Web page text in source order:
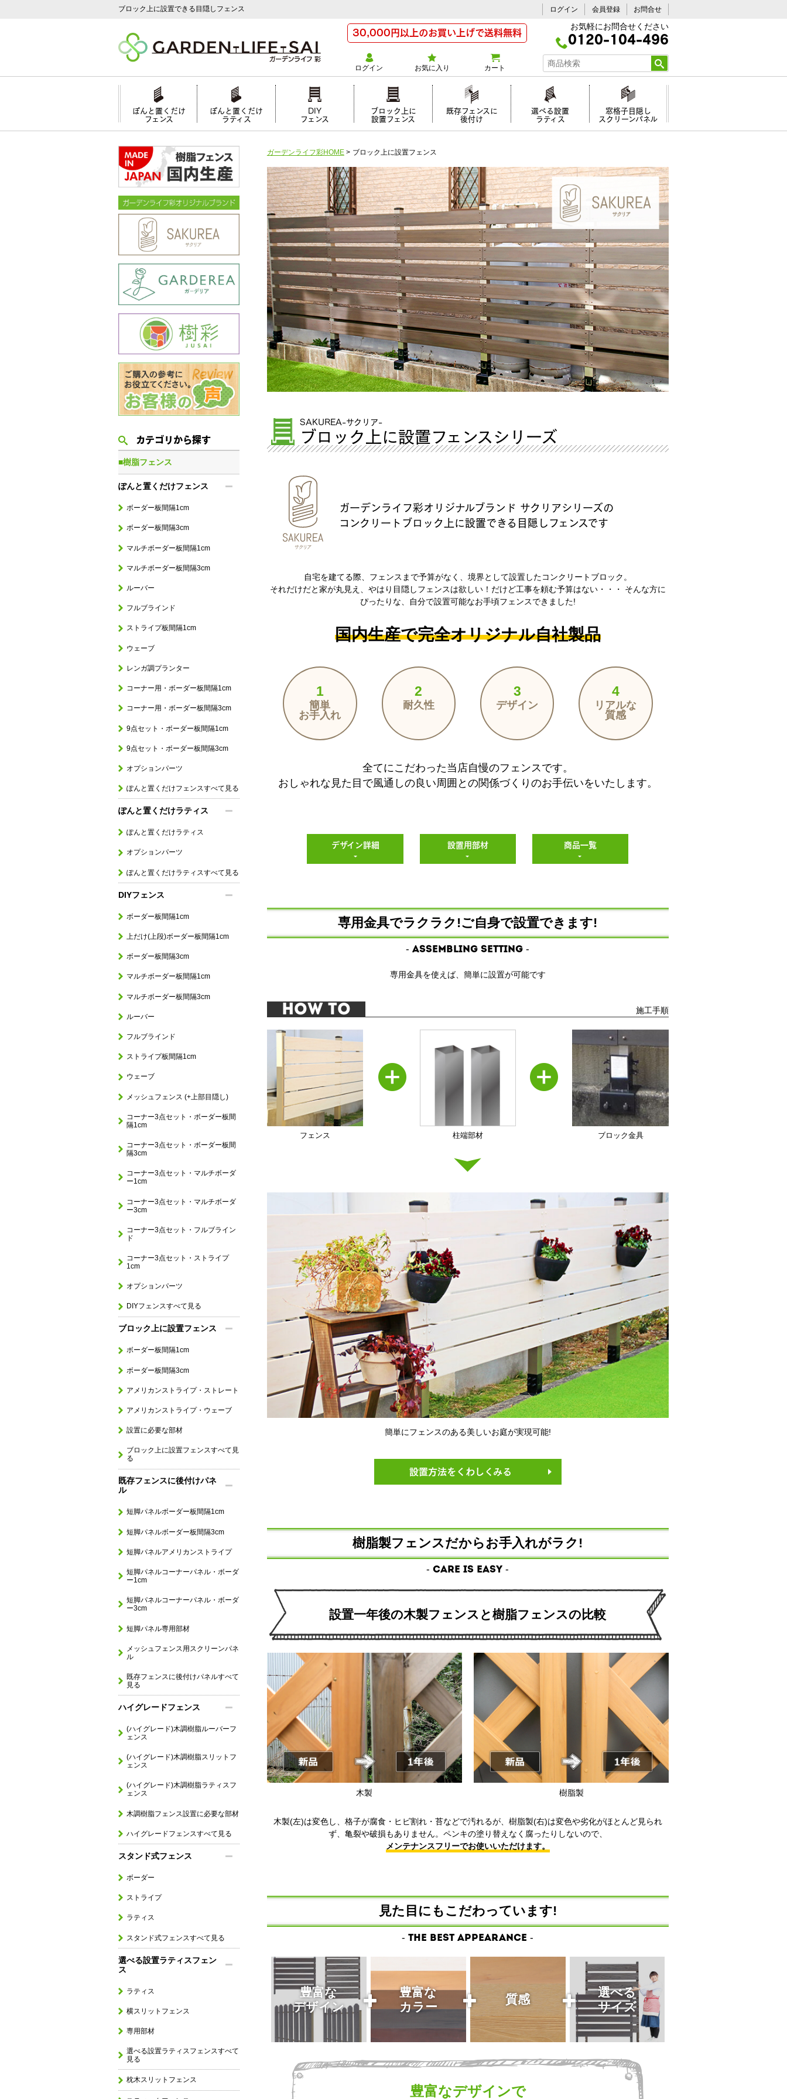
ブロック上に設置できる目隠しフェンス ログイン 会員登録 お問合せ
30,000円以上のお買い上げで送料無料 お気軽にお問合せください
0120-104-496
ログイン お気に入り カート
ぽんと置くだけ
フェンス
ぽんと置くだけ
ラティス
DIY
フェンス
ブロック上に
設置フェンス
既存フェンスに
後付け
選べる設置
ラティス
窓格子目隠し
スクリーンパネル
カテゴリから探す
■樹脂フェンス
ぽんと置くだけフェンス
ボーダー板間隔1cm
ボーダー板間隔3cm
マルチボーダー板間隔1cm
マルチボーダー板間隔3cm
ルーバー
フルブラインド
ストライプ板間隔1cm
ウェーブ
レンガ調プランター
コーナー用・ボーダー板間隔1cm
コーナー用・ボーダー板間隔3cm
9点セット・ボーダー板間隔1cm
9点セット・ボーダー板間隔3cm
オプションパーツ
ぽんと置くだけフェンスすべて見る
ぽんと置くだけラティス
ぽんと置くだけラティス
オプションパーツ
ぽんと置くだけラティスすべて見る
DIYフェンス
ボーダー板間隔1cm
上だけ(上段)ボーダー板間隔1cm
ボーダー板間隔3cm
マルチボーダー板間隔1cm
マルチボーダー板間隔3cm
ルーバー
フルブラインド
ストライプ板間隔1cm
ウェーブ
メッシュフェンス (+上部目隠し)
コーナー3点セット・ボーダー板間
隔1cm
コーナー3点セット・ボーダー板間
隔3cm
コーナー3点セット・マルチボーダ
ー1cm
コーナー3点セット・マルチボーダ
ー3cm
コーナー3点セット・フルブライン
ド
コーナー3点セット・ストライプ
1cm
オプションパーツ
DIYフェンスすべて見る
ブロック上に設置フェンス
ボーダー板間隔1cm
ボーダー板間隔3cm
アメリカンストライプ・ストレート
アメリカンストライプ・ウェーブ
設置に必要な部材
ブロック上に設置フェンスすべて見
る
既存フェンスに後付けパネ
ル
短脚パネルボーダー板間隔1cm
短脚パネルボーダー板間隔3cm
短脚パネルアメリカンストライプ
短脚パネルコーナーパネル・ボーダ
ー1cm
短脚パネルコーナーパネル・ボーダ
ー3cm
短脚パネル専用部材
メッシュフェンス用スクリーンパネ
ル
既存フェンスに後付けパネルすべて
見る
ハイグレードフェンス
(ハイグレード)木調樹脂ルーバーフ
ェンス
(ハイグレード)木調樹脂スリットフ
ェンス
(ハイグレード)木調樹脂ラティスフ
ェンス
木調樹脂フェンス設置に必要な部材
ハイグレードフェンスすべて見る
スタンド式フェンス
ボーダー
ストライプ
ラティス
スタンド式フェンスすべて見る
選べる設置ラティスフェン
ス
ラティス
横スリットフェンス
専用部材
選べる設置ラティスフェンスすべて
見る
枕木スリットフェンス
ガーデンライフ彩HOME > ブロック上に設置フェンス
SAKUREA-サクリア-
ブロック上に設置フェンスシリーズ
ガーデンライフ彩オリジナルブランド サクリアシリーズの
コンクリートブロック上に設置できる目隠しフェンスです
自宅を建てる際、フェンスまで予算がなく、境界として設置したコンクリートブロック。
それだけだと家が丸見え、やはり目隠しフェンスは欲しい！だけど工事を頼む予算はない・・・
そんな方に
ぴったりな、自分で設置可能なお手頃フェンスできました!
国内生産で完全オリジナル自社製品
1
簡単
お手入れ
2
耐久性
3
デザイン
4
リアルな
質感
全てにこだわった当店自慢のフェンスです。
おしゃれな見た目で風通しの良い周囲との関係づくりのお手伝いをいたします。
デザイン詳細 設置用部材 商品一覧
専用金具でラクラク!ご自身で設置できます!
- Assembling setting -
専用金具を使えば、簡単に設置が可能です
HOW TO 施工手順
フェンス 柱端部材 ブロック金具
簡単にフェンスのある美しいお庭が実現可能!
設置方法をくわしくみる
樹脂製フェンスだからお手入れがラク!
- Care is easy -
設置一年後の木製フェンスと樹脂フェンスの比較
木製 樹脂製
木製(左)は変色し、格子が腐食・ヒビ割れ・苔などで汚れるが、樹脂製(右)は変色や劣化がほとんど見られ
ず、亀裂や破損もありません。ペンキの塗り替えなく腐ったりしないので、
メンテナンスフリーでお使いいただけます。
見た目にもこだわっています!
- The best appearance -
豊富な
デザイン
豊富な
カラー
質感
選べる
サイズ
豊富なデザインで